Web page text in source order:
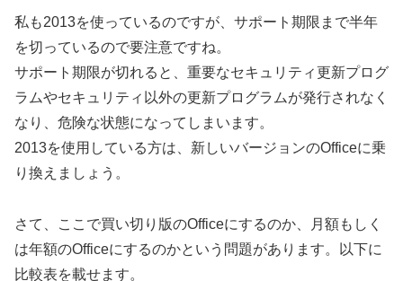
私も2013を使っているのですが、サポート期限まで半年
を切っているので要注意ですね。
サポート期限が切れると、重要なセキュリティ更新プログ
ラムやセキュリティ以外の更新プログラムが発行されなく
なり、危険な状態になってしまいます。
2013を使用している方は、新しいバージョンのOfficeに乗
り換えましょう。
さて、ここで買い切り版のOfficeにするのか、月額もしく
は年額のOfficeにするのかという問題があります。以下に
比較表を載せます。